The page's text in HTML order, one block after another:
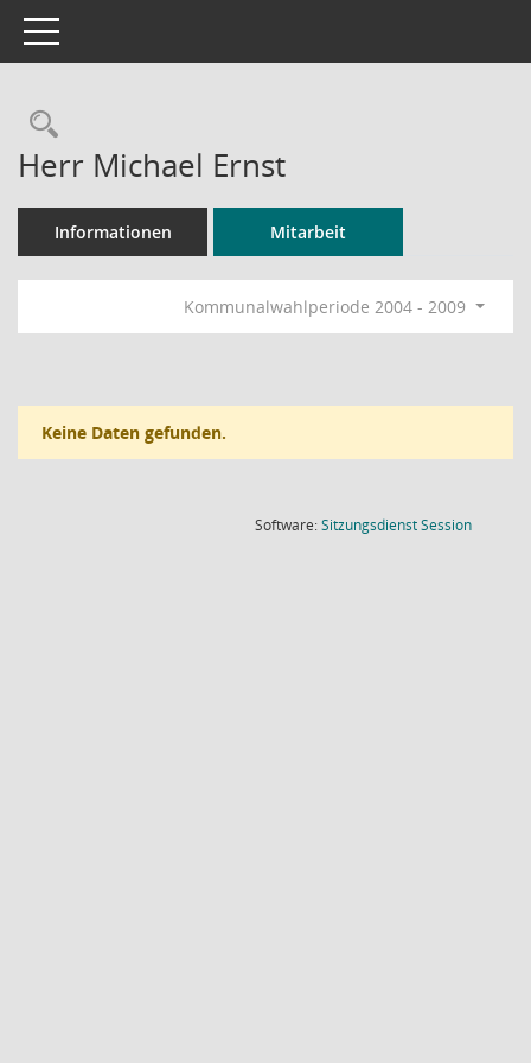
Toggle navigation
Rechercheauswahl
Herr Michael Ernst
Informationen Mitarbeit
Kommunalwahlperiode 2004 - 2009
Keine Daten gefunden.
Software:SitzungsdienstSession(Wird in